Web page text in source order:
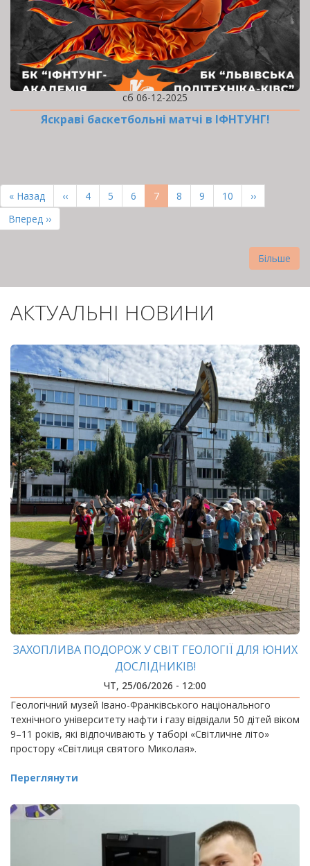
сб 06-12-2025
Яскраві баскетбольні матчі в ІФНТУНГ!
НА
СТОРІНКИ
Перша
сторінка
« Назад
Попередня
сторінка
‹‹ Page
4 Page
5 Page
6
Поточна
сторінка
7 Page
8 Page
9 Page
10
Наступна
сторінка
››
Остання
сторінка
Вперед ››
Більше
АКТУАЛЬНІ НОВИНИ
ЗАХОПЛИВА ПОДОРОЖ У СВІТ ГЕОЛОГІЇ ДЛЯ ЮНИХ
ДОСЛІДНИКІВ!
ЧТ, 25/06/2026 - 12:00
Геологічний музей Івано-Франківського національного
технічного університету нафти і газу відвідали 50 дітей віком
9–11 років, які відпочивають у таборі «Світличне літо»
простору «Світлиця святого Миколая».
Переглянути